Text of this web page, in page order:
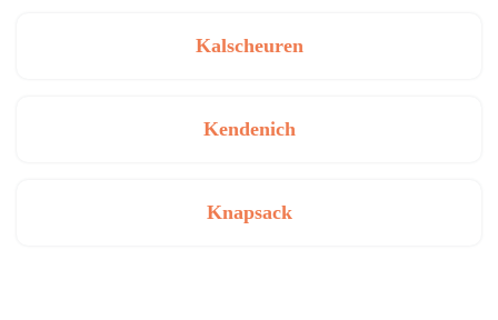
Kalscheuren
Kendenich
Knapsack